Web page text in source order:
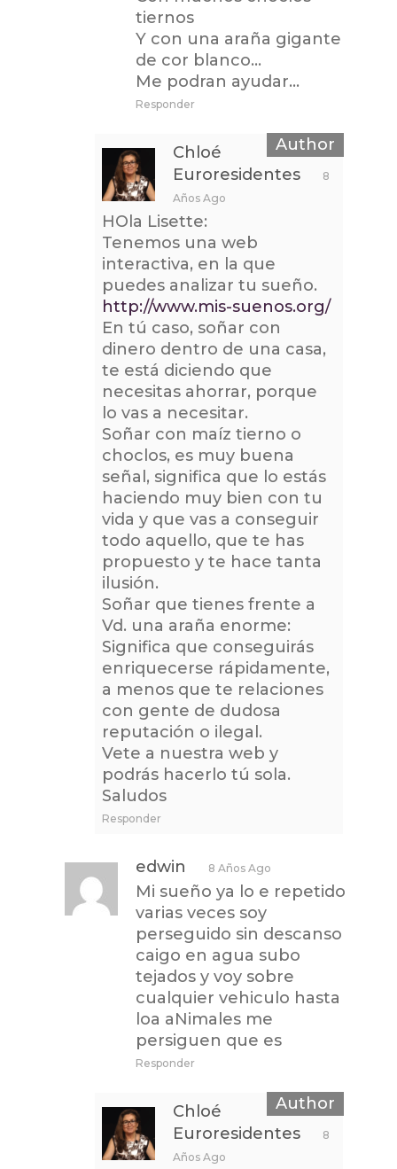
tiernos
Y con una araña gigante
de cor blanco…
Me podran ayudar…
Responder
Chloé
Euroresidentes
8
Años Ago
HOla Lisette:
Tenemos una web
interactiva, en la que
puedes analizar tu sueño.
http://www.mis-suenos.org/
En tú caso, soñar con
dinero dentro de una casa,
te está diciendo que
necesitas ahorrar, porque
lo vas a necesitar.
Soñar con maíz tierno o
choclos, es muy buena
señal, significa que lo estás
haciendo muy bien con tu
vida y que vas a conseguir
todo aquello, que te has
propuesto y te hace tanta
ilusión.
Soñar que tienes frente a
Vd. una araña enorme:
Significa que conseguirás
enriquecerse rápidamente,
a menos que te relaciones
con gente de dudosa
reputación o ilegal.
Vete a nuestra web y
podrás hacerlo tú sola.
Saludos
Responder
edwin 8 Años Ago
Mi sueño ya lo e repetido
varias veces soy
perseguido sin descanso
caigo en agua subo
tejados y voy sobre
cualquier vehiculo hasta
loa aNimales me
persiguen que es
Responder
Chloé
Euroresidentes
8
Años Ago